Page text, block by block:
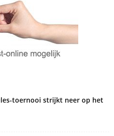
toernooi strijkt neer op het